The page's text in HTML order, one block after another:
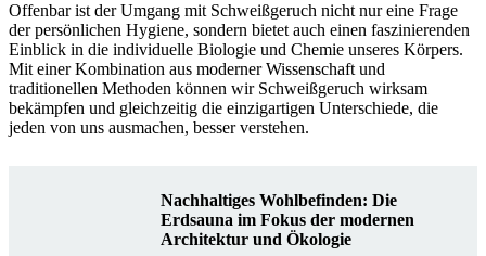
Offenbar ist der Umgang mit Schweißgeruch nicht nur eine Frage
der persönlichen Hygiene, sondern bietet auch einen faszinierenden
Einblick in die individuelle Biologie und Chemie unseres Körpers.
Mit einer Kombination aus moderner Wissenschaft und
traditionellen Methoden können wir Schweißgeruch wirksam
bekämpfen und gleichzeitig die einzigartigen Unterschiede, die
jeden von uns ausmachen, besser verstehen.
Nachhaltiges Wohlbefinden: Die
Erdsauna im Fokus der modernen
Architektur und Ökologie